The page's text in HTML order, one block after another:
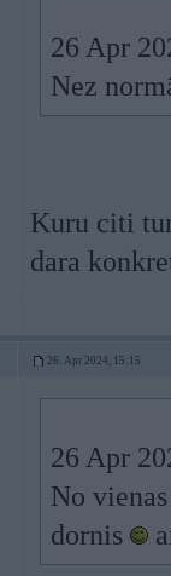
26 Apr
Nez
Kuru citi
dara
26. Apr 2024, 15:15
26 Apr
No
dornis